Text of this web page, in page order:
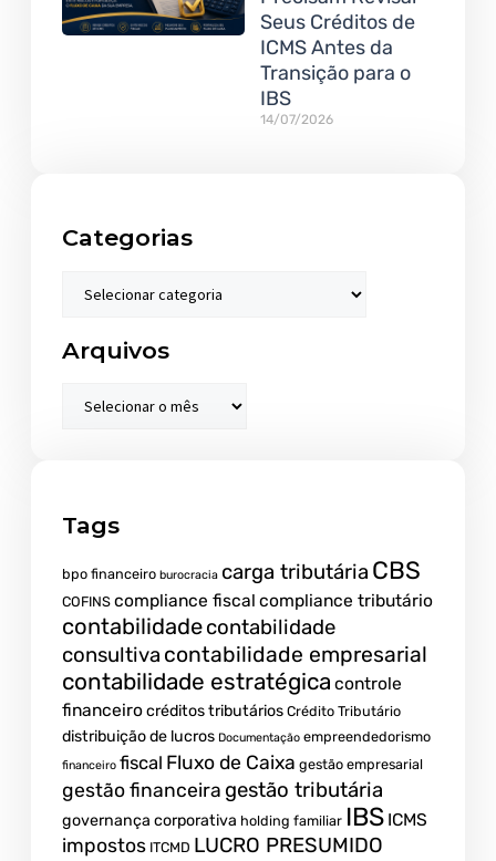
Seus Créditos de
ICMS Antes da
Transição para o
IBS
14/07/2026
Categorias
Arquivos
Tags
bpo financeiro burocracia carga tributária CBS
COFINS compliance fiscal compliance tributário
contabilidadecontabilidade
consultiva contabilidade empresarial
contabilidade estratégica controle
financeirocréditos tributários Crédito Tributário
distribuição de lucros Documentação empreendedorismo
financeiro fiscal Fluxo de Caixa gestão empresarial
gestão financeira gestão tributária
governança corporativa holding familiar IBS ICMS
impostos ITCMD LUCRO PRESUMIDO